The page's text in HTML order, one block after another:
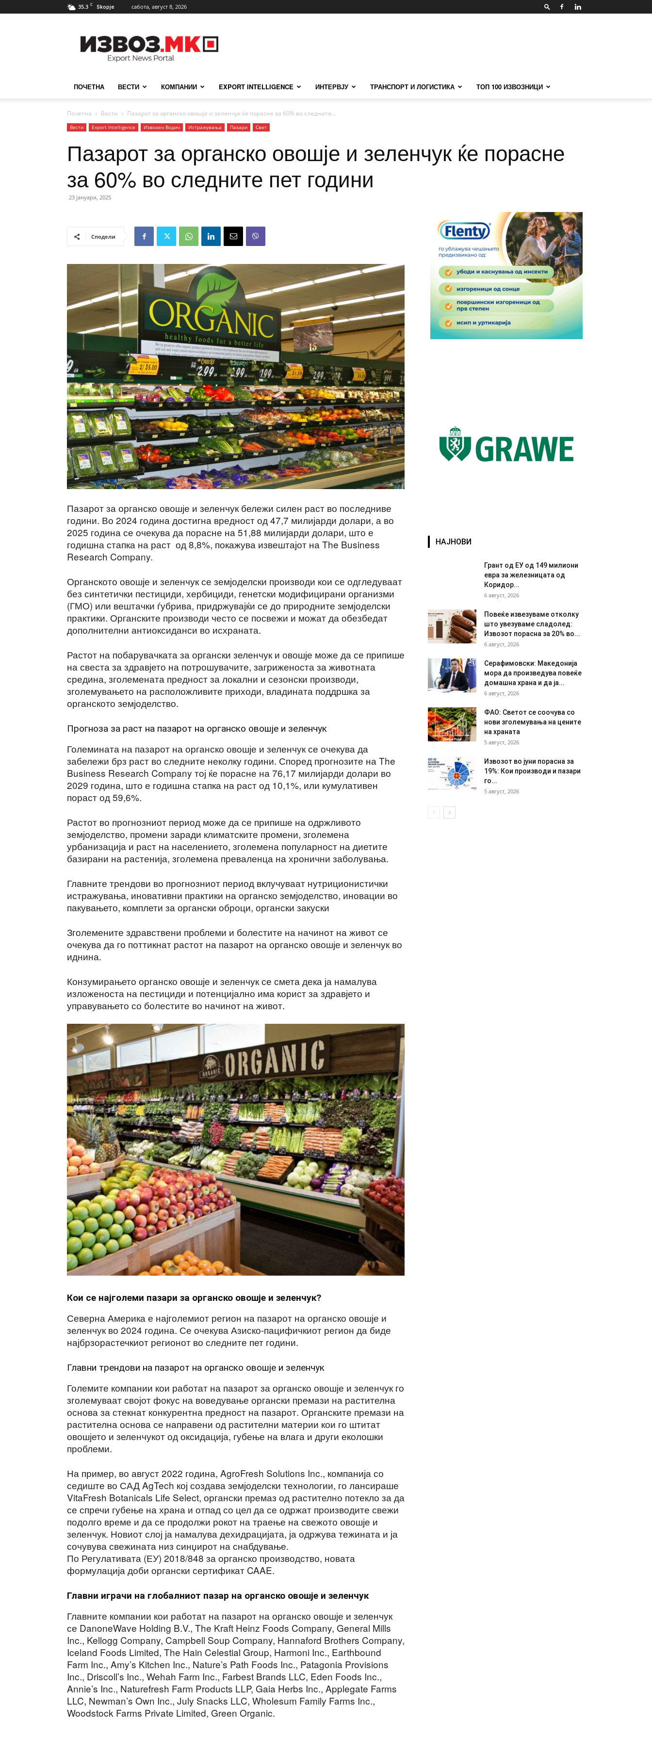
35.3 C Skopje сабота, август 8, 2026
ПОЧЕТНА ВЕСТИ КОМПАНИИ EXPORT INTELLIGENCE ИНТЕРВЈУ ТРАНСПОРТ И ЛОГИСТИКА ТОП 100 ИЗВОЗНИЦИ
Почетна Вести Пазарот за органско овошје и зеленчук ќе порасне за 60% во следните...
Вести Еxport Intelligence Извозен Водич Истражувања Пазари Свет
Пазарот за органско овошје и зеленчук ќе порасне
за 60% во следните пет години
23 јануари, 2025
Сподели
Пазарот за органско овошје и зеленчук бележи силен раст во последниве
години. Во 2024 година достигна вредност од 47,7 милијарди долари, а во
2025 година се очекува да порасне на 51,88 милијарди долари, што е
годишна стапка на раст од 8,8%, покажува извештајот на The Business
Research Company.
Органското овошје и зеленчук се земјоделски производи кои се одгледуваат
без синтетички пестициди, хербициди, генетски модифицирани организми
(ГМО) или вештачки ѓубрива, придржувајќи се до природните земјоделски
практики. Органските производи често се посвежи и можат да обезбедат
дополнителни антиоксиданси во исхраната.
Растот на побарувачката за органски зеленчук и овошје може да се припише
на свеста за здравјето на потрошувачите, загриженоста за животната
средина, зголемената предност за локални и сезонски производи,
зголемувањето на расположливите приходи, владината поддршка за
органското земјоделство.
Прогноза за раст на пазарот на органско овошје и зеленчук
Големината на пазарот на органско овошје и зеленчук се очекува да
забележи брз раст во следните неколку години. Според прогнозите на The
Business Research Company тој ќе порасне на 76,17 милијарди долари во
2029 година, што е годишна стапка на раст од 10,1%, или кумулативен
пораст од 59,6%.
Растот во прогнозниот период може да се припише на одржливото
земјоделство, промени заради климатските промени, зголемена
урбанизација и раст на населението, зголемена популарност на диетите
базирани на растенија, зголемена преваленца на хронични заболувања.
Главните трендови во прогнозниот период вклучуваат нутриционистички
истражувања, иновативни практики на органско земјоделство, иновации во
пакувањето, комплети за органски оброци, органски закуски
Зголемените здравствени проблеми и болестите на начинот на живот се
очекува да го поттикнат растот на пазарот на органско овошје и зеленчук во
иднина.
Конзумирањето органско овошје и зеленчук се смета дека ја намалува
изложеноста на пестициди и потенцијално има корист за здравјето и
управувањето со болестите во начинот на живот.
Кои се најголеми пазари за органско овошје и зеленчук?
Северна Америка е најголемиот регион на пазарот на органско овошје и
зеленчук во 2024 година. Се очекува Азиско-пацифичкиот регион да биде
најбрзорастечкиот регионот во следните пет години.
Главни трендови на пазарот на органско овошје и зеленчук
Големите компании кои работат на пазарот за органско овошје и зеленчук го
зголемуваат својот фокус на воведување органски премази на растителна
основа за стекнат конкурентна предност на пазарот. Органските премази на
растителна основа се направени од растителни материи кои го штитат
овошјето и зеленчукот од оксидација, губење на влага и други еколошки
проблеми.
На пример, во август 2022 година, AgroFresh Solutions Inc., компанија со
седиште во САД AgTech кој создава земјоделски технологии, го лансираше
VitaFresh Botanicals Life Select, органски премаз од растително потекло за да
се спречи губење на храна и отпад со цел да се одржат производите свежи
подолго време и да се продолжи рокот на траење на свежото овошје и
зеленчук. Новиот слој ја намалува дехидрацијата, ја одржува тежината и ја
сочувува свежината низ синџирот на снабдување.
По Регулативата (ЕУ) 2018/848 за органско производство, новата
формулација доби органски сертификат CAAE.
Главни играчи на глобалниот пазар на органско овошје и зеленчук
Главните компании кои работат на пазарот на органско овошје и зеленчук
се DanoneWave Holding B.V., The Kraft Heinz Foods Company, General Mills
Inc., Kellogg Company, Campbell Soup Company, Hannaford Brothers Company,
Iceland Foods Limited, The Hain Celestial Group, Harmoni Inc., Earthbound
Farm Inc., Amy’s Kitchen Inc., Nature’s Path Foods Inc., Patagonia Provisions
Inc., Driscoll’s Inc., Wehah Farm Inc., Farbest Brands LLC, Eden Foods Inc.,
Annie’s Inc., Naturefresh Farm Products LLP, Gaia Herbs Inc., Applegate Farms
LLC, Newman’s Own Inc., July Snacks LLC, Wholesum Family Farms Inc.,
Woodstock Farms Private Limited, Green Organic.
НАЈНОВИ
Грант од ЕУ од 149 милиони
евра за железницата од
Коридор...
6 август, 2026
Повеќе извезуваме отколку
што увезуваме сладолед:
Извозот порасна за 20% во...
6 август, 2026
Серафимовски: Македонија
мора да произведува повеќе
домашна храна и да ја...
6 август, 2026
ФАО: Светот се соочува со
нови зголемувања на цените
на храната
5 август, 2026
Извозот во јуни порасна за
19%: Кои производи и пазари
го...
5 август, 2026